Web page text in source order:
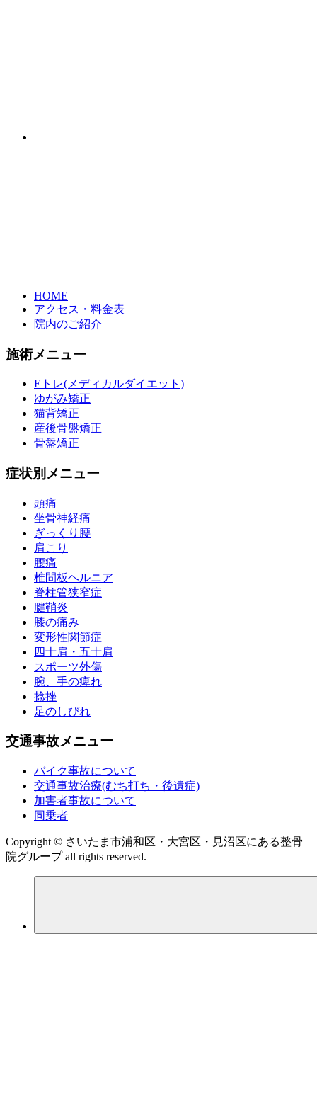
HOME
アクセス・料金表
院内のご紹介
施術メニュー
Eトレ(メディカルダイエット)
ゆがみ矯正
猫背矯正
産後骨盤矯正
骨盤矯正
症状別メニュー
頭痛
坐骨神経痛
ぎっくり腰
肩こり
腰痛
椎間板ヘルニア
脊柱管狭窄症
腱鞘炎
膝の痛み
変形性関節症
四十肩・五十肩
スポーツ外傷
腕、手の痺れ
捻挫
足のしびれ
交通事故メニュー
バイク事故について
交通事故治療(むち打ち・後遺症)
加害者事故について
同乗者
Copyright © さいたま市浦和区・大宮区・見沼区にある整骨
院グループ all rights reserved.